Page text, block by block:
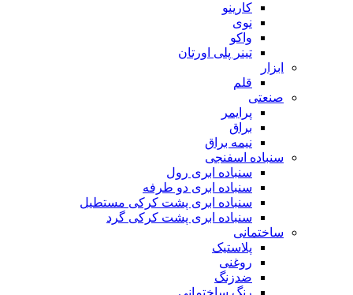
کارینو
نوی
واکو
تینر پلی اورتان
ابزار
قلم
صنعتی
پرایمر
براق
نیمه براق
سنباده اسفنجی
سنباده ابری رول
سنباده ابری دو طرفه
سنباده ابری پشت کرکی مستطیل
سنباده ابری پشت کرکی گرد
ساختمانی
پلاستیک
روغنی
ضدزنگ
رنگ ساختمانی